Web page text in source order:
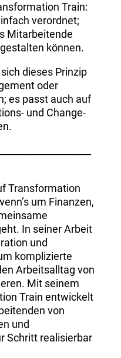
Train:
verordnet;
Mitarbeitende
können.
dieses Prinzip
oder
es passt auch auf
und Change-
Transformation
um Finanzen,
In seiner Arbeit
und
komplizierte
Arbeitsalltag von
Mit seinem
Train entwickelt
von
und
Schritt realisierbar